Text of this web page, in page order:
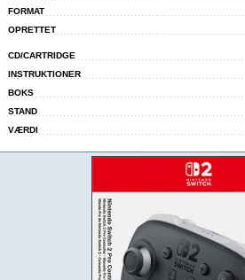
FORMAT
OPRETTET
CD/CARTRIDGE
INSTRUKTIONER
BOKS
STAND
VÆRDI